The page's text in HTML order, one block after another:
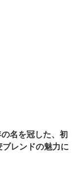
名を冠した、初
レンドの魅力に